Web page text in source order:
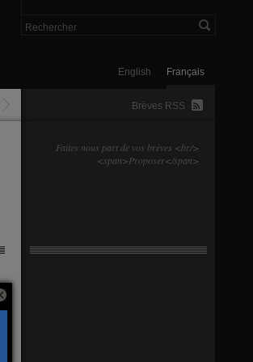
Français
English
Brèves RSS
Faites nous part de vos brèves <br/>
<span>Proposer</span>